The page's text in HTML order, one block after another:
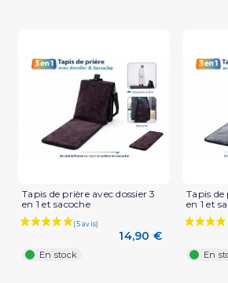
Tapis de prière avec dossier 3
en 1 et sacoche
14,90 €
En stock
Tapis de
en 1 et
En